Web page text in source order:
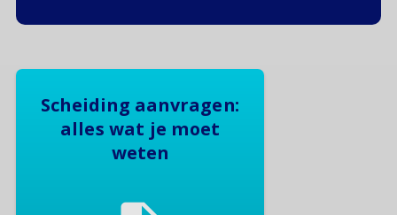
Scheiding aanvragen:
alles wat je moet
weten